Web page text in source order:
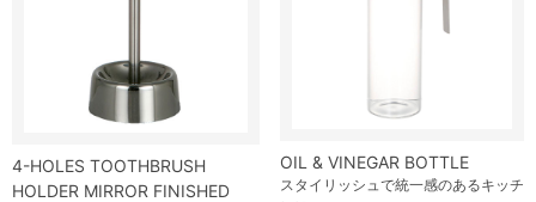
4-HOLES TOOTHBRUSH
HOLDER MIRROR FINISHED
OIL & VINEGAR BOTTLE
スタイリッシュで統一感のあるキッチ